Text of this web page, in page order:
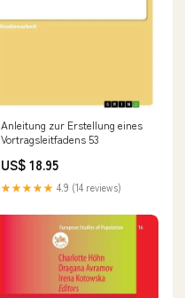
Anleitung zur Erstellung eines
Vortragsleitfadens 53
US$ 18.95
★★★★★ 4.9 (14 reviews)